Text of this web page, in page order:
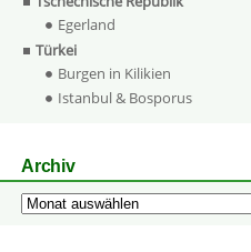
Egerland
Türkei
Burgen in Kilikien
Istanbul & Bosporus
Archiv
Archiv